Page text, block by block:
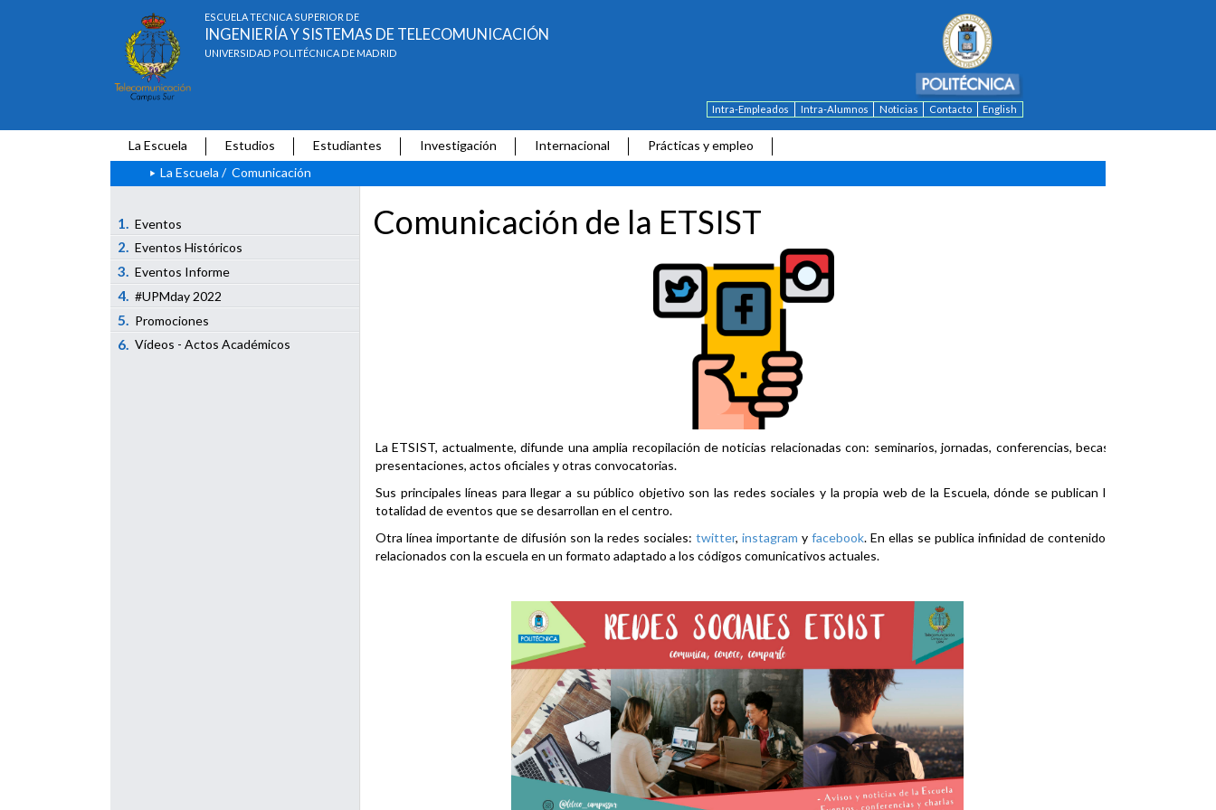
ESCUELA TÉCNICA SUPERIOR DE
INGENIERÍA Y SISTEMAS DE TELECOMUNICACIÓN
UNIVERSIDAD POLITÉCNICA DE MADRID
Intra-Empleados Intra-Alumnos Noticias Contacto English
La Escuela Estudios Estudiantes Investigación Internacional
Prácticas y empleo
La Escuela / Comunicación
1. Eventos
2. Eventos Históricos
3. Eventos Informe
4. #UPMday 2022
5. Promociones
6. Vídeos - Actos Académicos
Comunicación de la ETSIST
La ETSIST, actualmente, difunde una amplia recopilación de noticias relacionadas con: seminarios, jornadas, conferencias, becas,
presentaciones, actos oficiales y otras convocatorias.
Sus principales líneas para llegar a su público objetivo son las redes sociales y la propia web de la Escuela, dónde se publican la
totalidad de eventos que se desarrollan en el centro.
Otra línea importante de difusión son la redes sociales: twitter, instagram y facebook. En ellas se publica infinidad de contenidos
relacionados con la escuela en un formato adaptado a los códigos comunicativos actuales.